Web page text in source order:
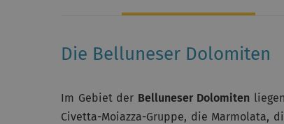
Die Belluneser Dolomiten
Im Gebiet der Belluneser Dolomiten
Civetta-Moiazza-Gruppe, die Marmolata,